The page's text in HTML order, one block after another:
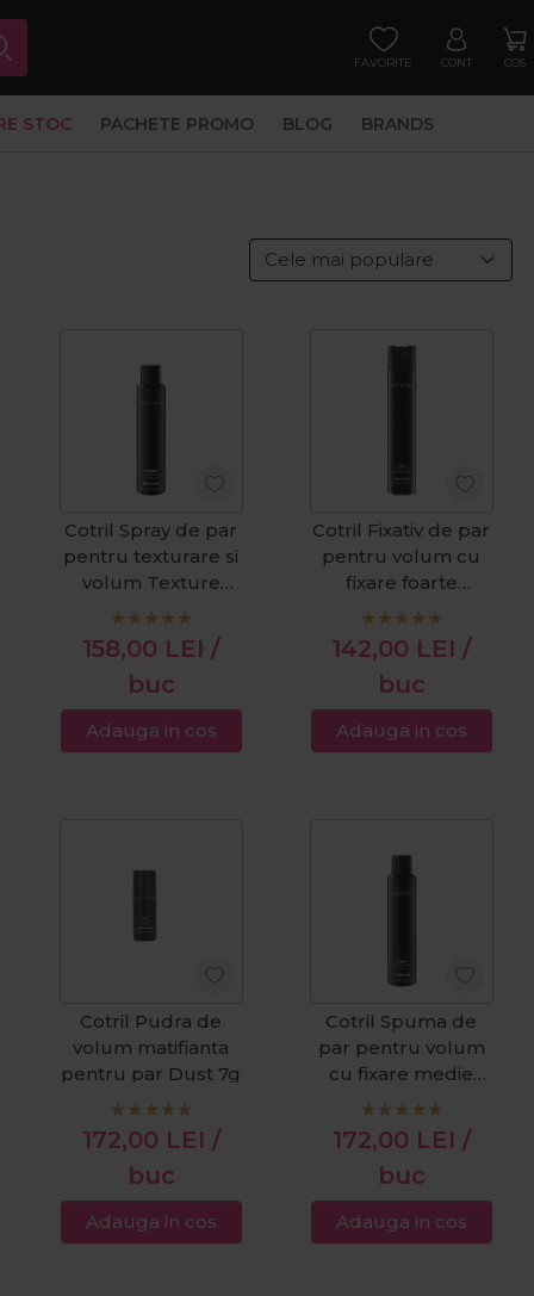
FAVORITE CONT COS
STOC PACHETE PROMO BLOG BRANDS
Cotril Spray de par
pentru texturare si
volum Texture
250ml
158,00 LEI /
buc
Adauga in cos
Cotril Fixativ de par
pentru volum cu
fixare foarte
puternica Gale
500ml
142,00 LEI /
buc
Adauga in cos
Cotril Pudra de
volum matifianta
pentru par Dust 7g
172,00 LEI /
buc
Adauga in cos
Cotril Spuma de
par pentru volum
cu fixare medie
Shape 250ml
172,00 LEI /
buc
Adauga in cos